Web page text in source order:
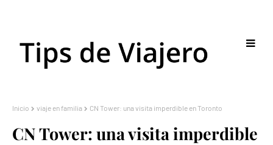
Inicio viaje en familia CN Tower: una visita imperdible en Toronto
CN Tower: una visita imperdible